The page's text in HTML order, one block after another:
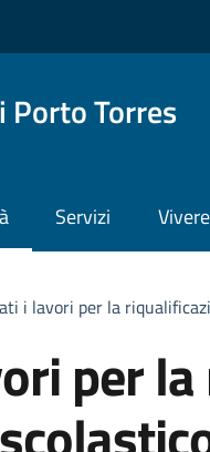
Porto Torres
Servizi
i lavori per la
per